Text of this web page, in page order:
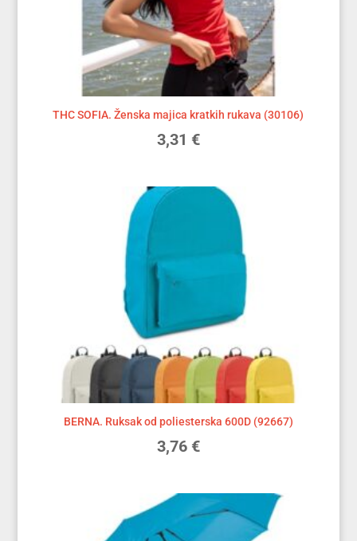
THC SOFIA. Ženska majica kratkih rukava (30106)
3,31 €
BERNA. Ruksak od poliesterska 600D (92667)
3,76 €